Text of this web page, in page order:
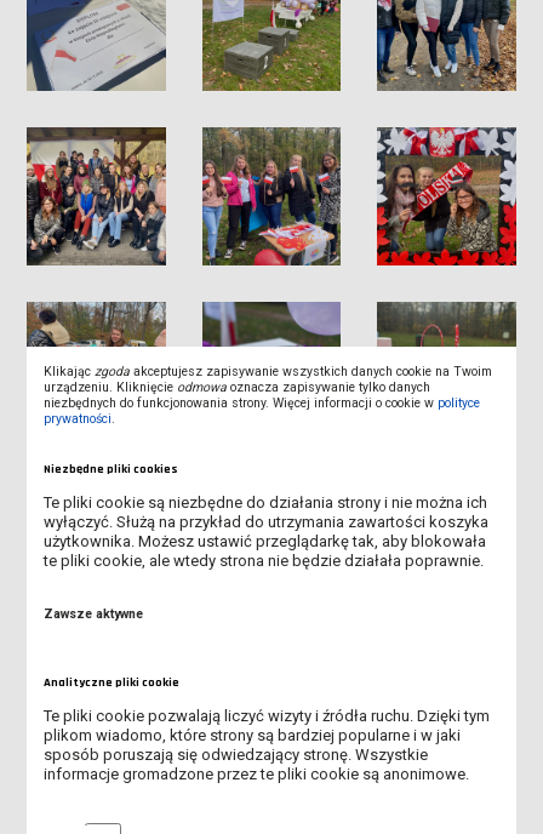
BALIK KARNAWAŁOWY W SP2 W LESZNIE
KIERMASZ ŚWIĄTECZNY W ANS W LESZNIE – WSPÓLNIE DLA
DAGMARKI
Klikajączgoda akceptujesz zapisywanie wszystkich danych cookie na Twoim
urządzeniu. Kliknięcie odmowa oznacza zapisywanie tylko danych
niezbędnych do funkcjonowania strony. Więcej informacji o cookie w polityce
prywatności.
Niezbędne pliki cookies
Te pliki cookie są niezbędne do działania strony i nie można ich
wyłączyć. Służą na przykład do utrzymania zawartości koszyka
użytkownika. Możesz ustawić przeglądarkę tak, aby blokowała
te pliki cookie, ale wtedy strona nie będzie działała poprawnie.
Zawsze aktywne
Analityczne pliki cookie
Te pliki cookie pozwalają liczyć wizyty i źródła ruchu. Dzięki tym
plikom wiadomo, które strony są bardziej popularne i w jaki
sposób poruszają się odwiedzający stronę. Wszystkie
informacje gromadzone przez te pliki cookie są anonimowe.